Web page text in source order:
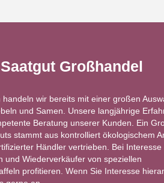
Großhandel
wir bereits mit einer großen
und Samen. Unsere langjährige
Beratung unserer Kunden. Ein
stammt aus kontrolliert ökologischem
Händler vertrieben. Bei Interesse
und Wiederverkäufer von speziellen
profitieren. Wenn Sie Interesse